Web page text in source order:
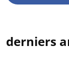
derniers